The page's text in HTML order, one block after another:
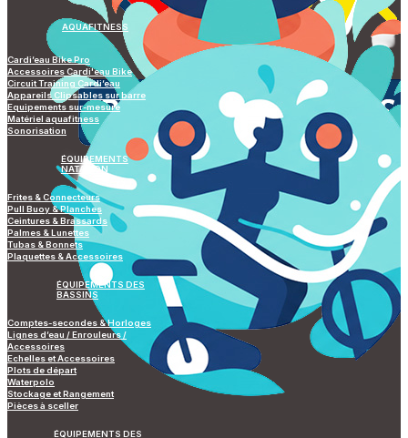
AQUAFITNESS
Cardi’eau Bike Pro
Accessoires Cardi'eau Bike
Circuit Training Cardi’eau
Appareils Clipsables sur barre
Equipements sur-mesure
Matériel aquafitness
Sonorisation
ÉQUIPEMENTS
NATATION
Frites & Connecteurs
Pull Buoy & Planches
Ceintures & Brassards
Palmes & Lunettes
Tubas & Bonnets
Plaquettes & Accessoires
ÉQUIPEMENTS DES
BASSINS
Comptes-secondes & Horloges
Lignes d’eau / Enrouleurs /
Accessoires
Echelles et Accessoires
Plots de départ
Waterpolo
Stockage et Rangement
Pièces à sceller
ÉQUIPEMENTS DES